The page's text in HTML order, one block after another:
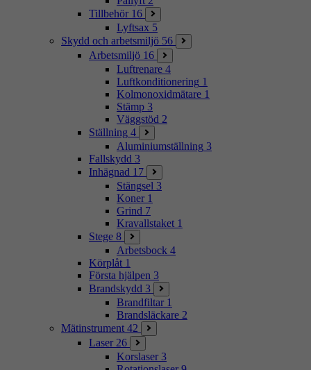
Tillbehör 16
Lyftsax 5
Skydd och arbetsmiljö 56
Arbetsmiljö 16
Luftrenare 4
Luftkonditionering 1
Kolmonoxidmätare 1
Stämp 3
Väggstöd 2
Ställning 4
Aluminiumställning 3
Fallskydd 3
Inhägnad 17
Stängsel 3
Koner 1
Grind 7
Kravallstaket 1
Stege 8
Arbetsbock 4
Körplåt 1
Första hjälpen 3
Brandskydd 3
Brandfiltar 1
Brandsläckare 2
Mätinstrument 42
Laser 26
Korslaser 3